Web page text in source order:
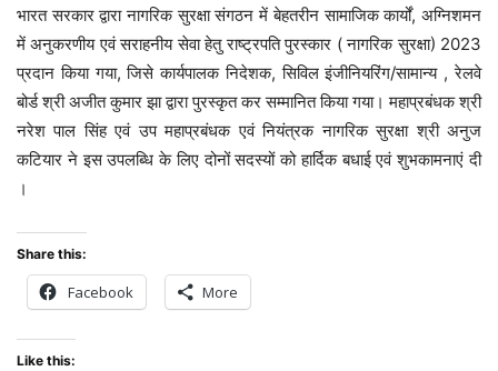
भारत सरकार द्वारा नागरिक सुरक्षा संगठन में बेहतरीन सामाजिक कार्यों, अग्निशमन
में अनुकरणीय एवं सराहनीय सेवा हेतु राष्ट्रपति पुरस्कार ( नागरिक सुरक्षा) 2023
प्रदान किया गया, जिसे कार्यपालक निदेशक, सिविल इंजीनियरिंग/सामान्य , रेलवे
बोर्ड श्री अजीत कुमार झा द्वारा पुरस्कृत कर सम्मानित किया गया। महाप्रबंधक श्री
नरेश पाल सिंह एवं उप महाप्रबंधक एवं नियंत्रक नागरिक सुरक्षा श्री अनुज
कटियार ने इस उपलब्धि के लिए दोनों सदस्‍यों को हार्दिक बधाई एवं शुभकामनाएं दी
।
Share this:
Facebook More
Like this: